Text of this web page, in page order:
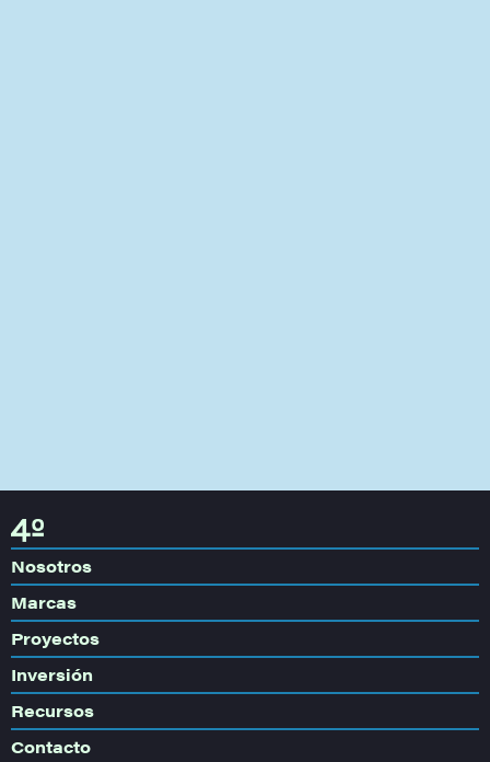
Nosotros
Marcas
Proyectos
Inversión
Recursos
Contacto